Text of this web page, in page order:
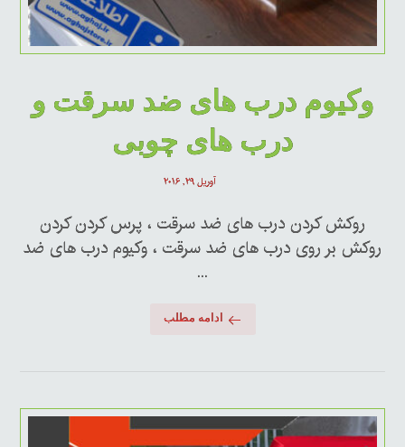
وکیوم درب های ضد سرقت و
درب های چوبی
آوریل ۲۹, ۲۰۱۶
روکش کردن درب های ضد سرقت ، پرس کردن کردن
روکش بر روی درب های ضد سرقت ، وکیوم درب های ضد
...
ادامه مطلب